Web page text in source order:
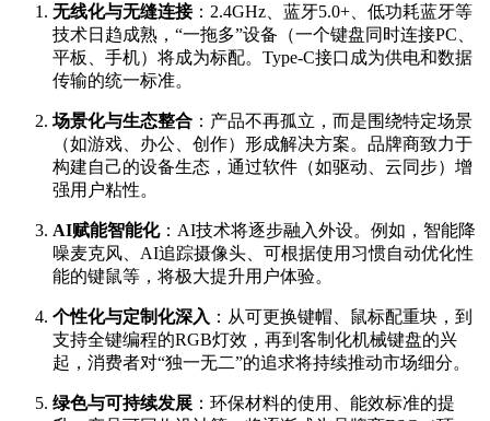
无线化与无缝连接：2.4GHz、蓝牙5.0+、低功耗蓝牙等
技术日趋成熟，“一拖多”设备（一个键盘同时连接PC、
平板、手机）将成为标配。Type-C接口成为供电和数据
传输的统一标准。
场景化与生态整合 ：产品不再孤立，而是围绕特定场景
（如游戏、办公、创作）形成解决方案。品牌商致力于
构建自己的设备生态，通过软件（如驱动、云同步）增
强用户粘性。
AI赋能智能化：AI技术将逐步融入外设。例如，智能降
噪麦克风、AI追踪摄像头、可根据使用习惯自动优化性
能的键鼠等，将极大提升用户体验。
个性化与定制化深入 ：从可更换键帽、鼠标配重块，到
支持全键编程的RGB灯效，再到客制化机械键盘的兴
起，消费者对“独一无二”的追求将持续推动市场细分。
绿色与可持续发展 ：环保材料的使用、能效标准的提